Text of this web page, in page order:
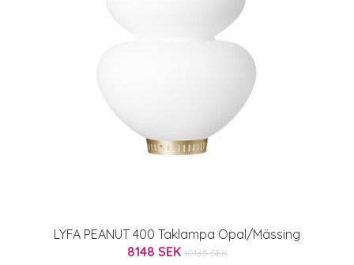
LYFA PEANUT 400 Taklampa Opal/Mässing
8148 SEK 10185 SEK